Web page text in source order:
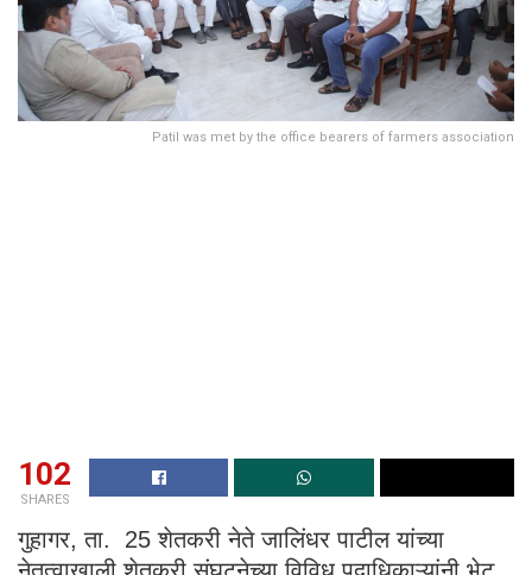
Patil was met by the office bearers of farmers association
102
SHARES
गुहागर, ता. 25 शेतकरी नेते जालिंधर पाटील यांच्या